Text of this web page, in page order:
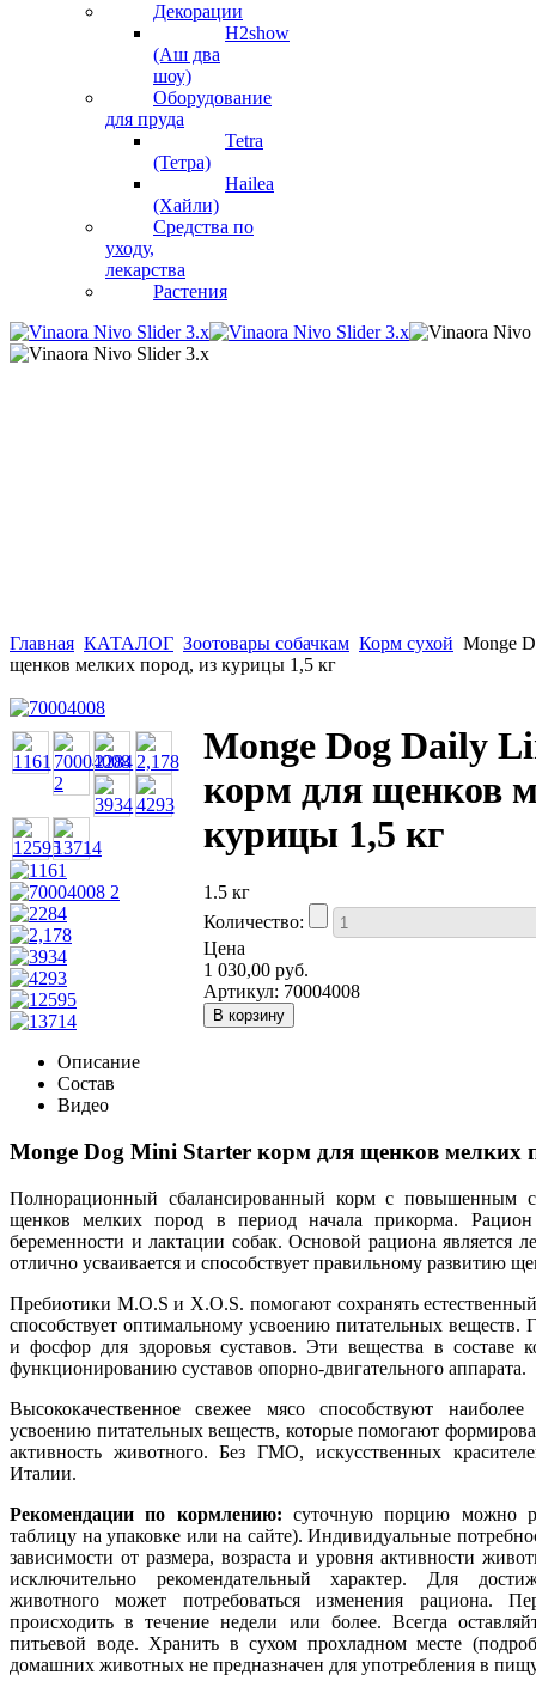
Декорации
H2show
(Аш два
шоу)
Оборудование
для пруда
Tetra
(Тетра)
Hailea
(Хайли)
Средства по
уходу,
лекарства
Растения
Главная КАТАЛОГ Зоотовары собачкам Корм сухой Monge
щенков мелких пород, из курицы 1,5 кг
Monge Dog Daily
корм для щенков
курицы 1,5 кг
1.5 кг
Количество:
Цена
1 030,00 руб.
Артикул: 70004008
Описание
Состав
Видео
Monge Dog Mini Starter корм для щенков мелких
Полнорационный сбалансированный корм с повышенным
щенков мелких пород в период начала прикорма. Рацион
беременности и лактации собак. Основой рациона является
отлично усваивается и способствует правильному развитию
Пребиотики М.О.S и X.O.S. помогают сохранять
способствует оптимальному усвоению питательных веществ.
и фосфор для здоровья суставов. Эти вещества в составе
функционированию суставов опорно-двигательного аппарата.
Высококачественное свежее мясо способствуют
усвоению питательных веществ, которые помогают
активность животного. Без ГМО, искусственных
Италии.
Рекомендации по кормлению: суточную порцию можно
таблицу на упаковке или на сайте). Индивидуальные
зависимости от размера, возраста и уровня активности
исключительно рекомендательный характер. Для
животного может потребоваться изменения рациона.
происходить в течение недели или более. Всегда
питьевой воде. Хранить в сухом прохладном месте
домашних животных не предназначен для употребления в